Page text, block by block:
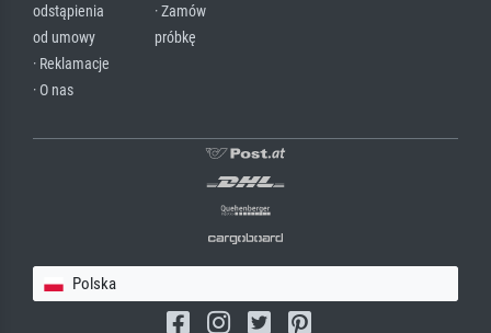
odstąpienia
od umowy
· Reklamacje
· O nas
· Zamów
próbkę
Polska